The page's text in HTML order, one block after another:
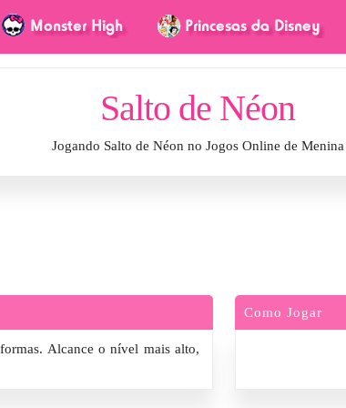
Salto de Néon
Jogando Salto de Néon no Jogos Online de Menina
Alcance o nível mais alto,
Como Jogar